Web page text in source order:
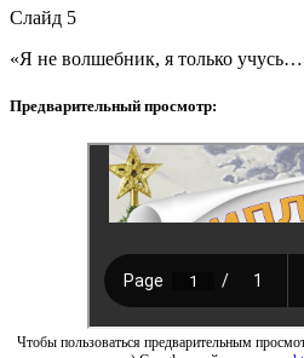
Слайд 5
«Я не волшебник, я только
Предварительный просмотр:
Чтобы пользоваться предварительным